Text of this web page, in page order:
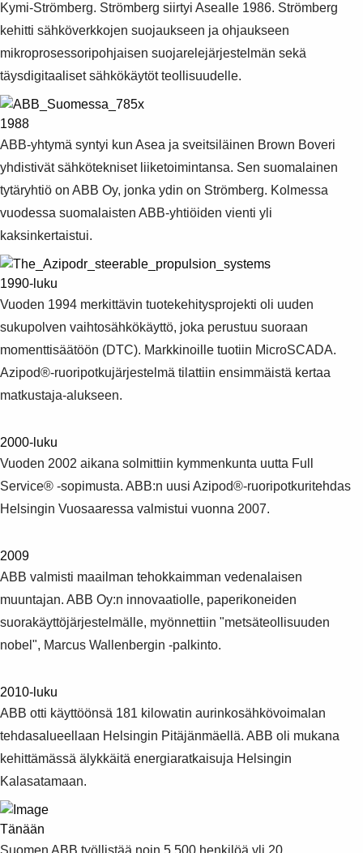
Kymi-Strömberg. Strömberg siirtyi Asealle 1986. Strömberg
kehitti sähköverkkojen suojaukseen ja ohjaukseen
mikroprosessoripohjaisen suojarelejärjestelmän sekä
täysdigitaaliset sähkökäytöt teollisuudelle.
1988
ABB-yhtymä syntyi kun Asea ja sveitsiläinen Brown Boveri
yhdistivät sähkötekniset liiketoimintansa. Sen suomalainen
tytäryhtiö on ABB Oy, jonka ydin on Strömberg. Kolmessa
vuodessa suomalaisten ABB-yhtiöiden vienti yli
kaksinkertaistui.
1990-luku
Vuoden 1994 merkittävin tuotekehitysprojekti oli uuden
sukupolven vaihtosähkökäyttö, joka perustuu suoraan
momenttisäätöön (DTC). Markkinoille tuotiin MicroSCADA.
Azipod®-ruoripotkujärjestelmä tilattiin ensimmäistä kertaa
matkustaja-alukseen.
2000-luku
Vuoden 2002 aikana solmittiin kymmenkunta uutta Full
Service® -sopimusta. ABB:n uusi Azipod®-ruoripotkuritehdas
Helsingin Vuosaaressa valmistui vuonna 2007.
2009
ABB valmisti maailman tehokkaimman vedenalaisen
muuntajan. ABB Oy:n innovaatiolle, paperikoneiden
suorakäyttöjärjestelmälle, myönnettiin "metsäteollisuuden
nobel", Marcus Wallenbergin -palkinto.
2010-luku
ABB otti käyttöönsä 181 kilowatin aurinkosähkövoimalan
tehdasalueellaan Helsingin Pitäjänmäellä. ABB oli mukana
kehittämässä älykkäitä energiaratkaisuja Helsingin
Kalasatamaan.
Tänään
Suomen ABB työllistää noin 5 500 henkilöä yli 20